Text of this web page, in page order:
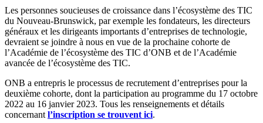
Les personnes soucieuses de croissance dans l’écosystème des TIC
du Nouveau-Brunswick, par exemple les fondateurs, les directeurs
généraux et les dirigeants importants d’entreprises de technologie,
devraient se joindre à nous en vue de la prochaine cohorte de
l’Académie de l’écosystème des TIC d’ONB et de l’Académie
avancée de l’écosystème des TIC.
ONB a entrepris le processus de recrutement d’entreprises pour la
deuxième cohorte, dont la participation au programme du 17 octobre
2022 au 16 janvier 2023. Tous les renseignements et détails
concernantl’inscription se trouvent ici.